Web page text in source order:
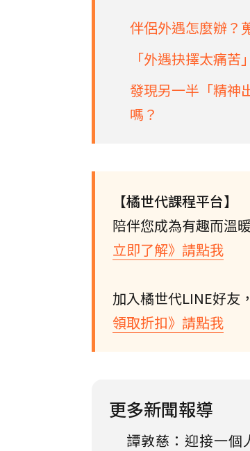
伴侶外遇怎麼辦？
「外遇抉擇太痛
發現另一半「精神
嗎？
【橘世代課程平台】
陪伴您成為有趣而溫
立即了解》請點我
加入橘世代LINE好友
領取折扣》請點我
更多新聞報導
譚敦慈：迎接一個